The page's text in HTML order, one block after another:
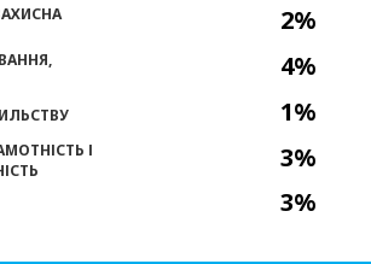
2%
4%
1%
3%
3%
І